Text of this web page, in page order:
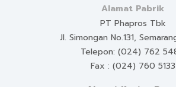
Alamat Pabrik
PT Phapros Tbk
Jl. Simongan No.131,
Telepon: (024) 762
Fax : (024) 760 5133